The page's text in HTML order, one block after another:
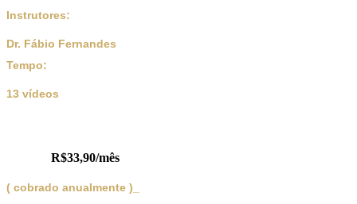
Instrutores:
Dr. Fábio Fernandes
Tempo:
13 vídeos
R$33,90/mês
( cobrado anualmente )_